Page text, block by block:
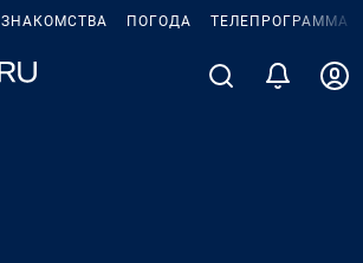
ЗНАКОМСТВА ПОГОДА ТЕЛЕПРОГРАММА